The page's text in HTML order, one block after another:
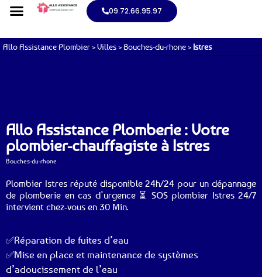
09.72.66.95.97
Allo Assistance Plombier >Villes >Bouches-du-rhone > Istres
Allo Assistance Plomberie : Votre
plombier-chauffagiste à Istres
Bouches-du-rhone
Plombier Istres réputé disponible 24h/24 pour un dépannage
de plomberie en cas d’urgence ⏳ SOS plombier Istres 24/7
intervient chez-vous en 30 Min.
✅Réparation de fuites d’eau
✅Mise en place et maintenance de systèmes
d’adoucissement de l’eau